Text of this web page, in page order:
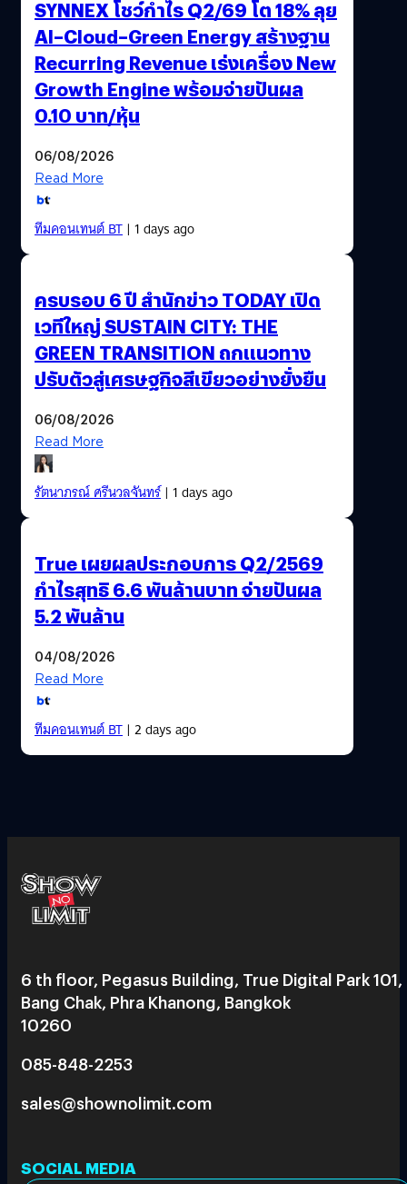
SYNNEX โชว์กำไร Q2/69 โต 18% ลุย
AI–Cloud–Green Energy สร้างฐาน
Recurring Revenue เร่งเครื่อง New
Growth Engine พร้อมจ่ายปันผล
0.10 บาท/หุ้น
06/08/2026
Read More
ทีมคอนเทนต์ BT| 1 days ago
ครบรอบ 6 ปี สำนักข่าว TODAY เปิด
เวทีใหญ่ SUSTAIN CITY: THE
GREEN TRANSITION ถกแนวทาง
ปรับตัวสู่เศรษฐกิจสีเขียวอย่างยั่งยืน
06/08/2026
Read More
รัตนาภรณ์ ศรีนวลจันทร์| 1 days ago
True เผยผลประกอบการ Q2/2569
กำไรสุทธิ 6.6 พันล้านบาท จ่ายปันผล
5.2 พันล้าน
04/08/2026
Read More
ทีมคอนเทนต์ BT| 2 days ago
6 th floor, Pegasus Building, True Digital Park 101,
Bang Chak, Phra Khanong, Bangkok
10260
085-848-2253
sales@shownolimit.com
SOCIAL MEDIA